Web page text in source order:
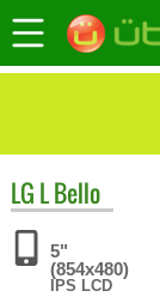
LG L Bello
5"
(854x480)
IPS LCD